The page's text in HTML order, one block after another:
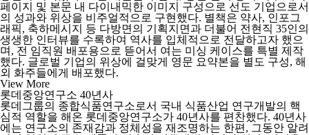
페이지 및 본문 내 다이내믹한 이미지 구성으로 선도 기업으로서
의 성과와 위상을 비주얼적으로 구현했다. 별책은 약사, 인포그
래픽, 축하메시지 등 다방면의 기획지면과 더불어 전현직 35인의
생생한 인터뷰를 수록하여 역사를 입체적으로 전달하고자 했으
며, 전 임직원 배포용으로 뜯어서 여는 미싱 케이스를 특별 제작
했다. 글로벌 기업의 위상에 걸맞게 영문 요약본을 별도 구성, 해
외 화주들에게 배포했다.
View More
롯데중앙연구소 40년사
롯데그룹의 종합식품연구소로서 국내 식품산업 연구개발의 핵
심적 역할을 해온 롯데중앙연구소가 40년사를 편찬했다. 40년사
에는 연구소의 존재감과 정체성을 재조명하는 한편, 그동안 알려